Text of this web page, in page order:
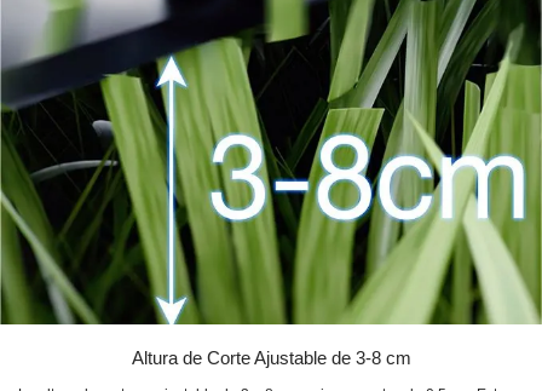
Altura de Corte Ajustable de 3-8 cm